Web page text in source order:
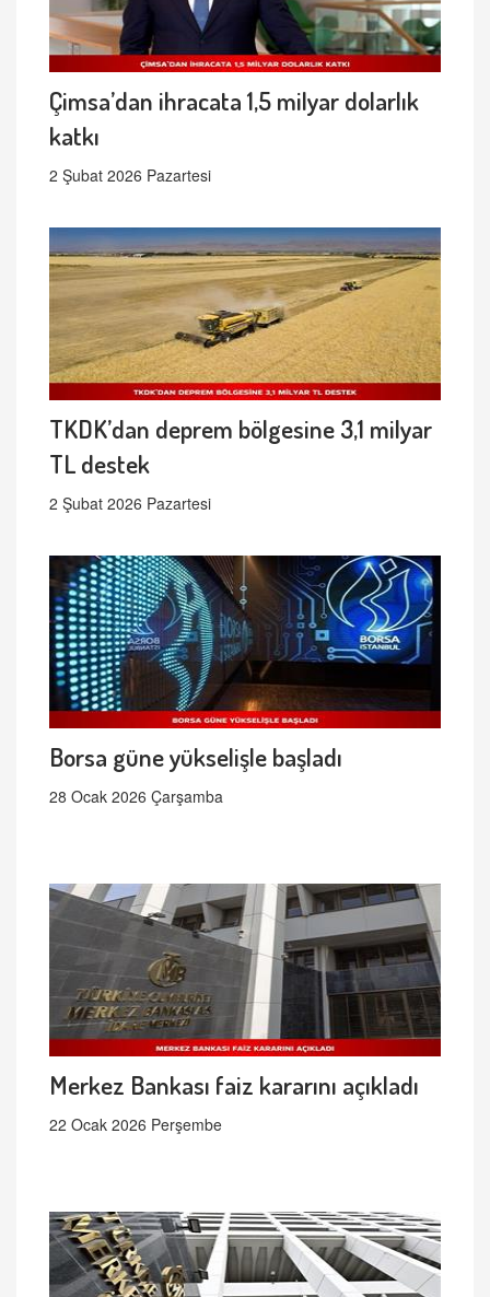
Çimsa’dan ihracata 1,5 milyar dolarlık
katkı
2 Şubat 2026 Pazartesi
TKDK’dan deprem bölgesine 3,1 milyar
TL destek
2 Şubat 2026 Pazartesi
Borsa güne yükselişle başladı
28 Ocak 2026 Çarşamba
Merkez Bankası faiz kararını açıkladı
22 Ocak 2026 Perşembe